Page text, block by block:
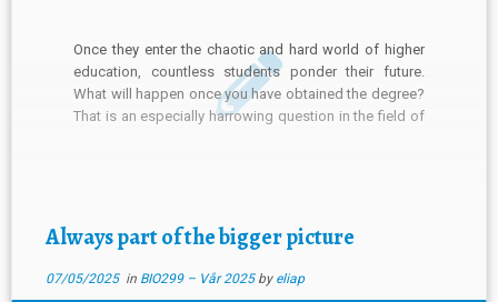
Once they enter the chaotic and hard world of higher
education, countless students ponder their future.
What will happen once you have obtained the degree?
That is an especially harrowing question in the field of
Always part of the bigger picture
07/05/2025in BIO299 – Vår 2025 by eliap